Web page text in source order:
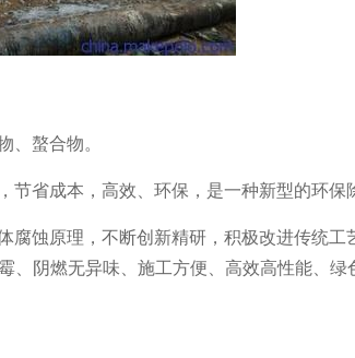
螯合物。
省成本，高效、环保，是一种新型的环保
蚀原理，不断创新精研，积极改进传统工
、阴燃无异味、施工方便、高效高性能、